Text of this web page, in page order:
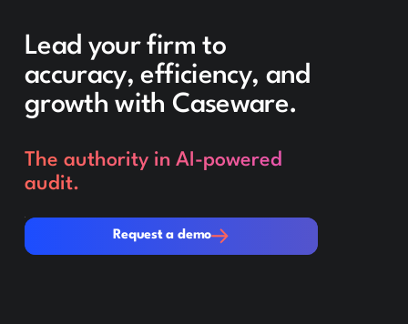
Lead your firm to
accuracy, efficiency, and
growth with Caseware.
The authority in AI-powered
audit.
Request a demo
Request a demo